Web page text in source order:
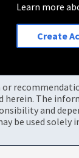
Learn more
Create
The
and
be used solely